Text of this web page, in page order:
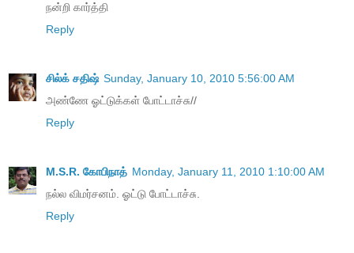
நன்றி கார்த்தி
Reply
சில்க் சதிஷ் Sunday, January 10, 2010 5:56:00 AM
அண்ணே ஓட்டுக்கள் போட்டாச்சு//
Reply
M.S.R. கோபிநாத் Monday, January 11, 2010 1:10:00 AM
நல்ல விமர்சனம். ஓட்டு போட்டாச்சு.
Reply